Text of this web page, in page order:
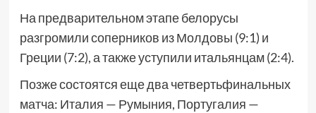
На предварительном этапе белорусы
разгромили соперников из Молдовы (9:1) и
Греции (7:2), а также уступили итальянцам (2:4).
Позже состоятся еще два четвертьфинальных
матча: Италия — Румыния, Португалия —